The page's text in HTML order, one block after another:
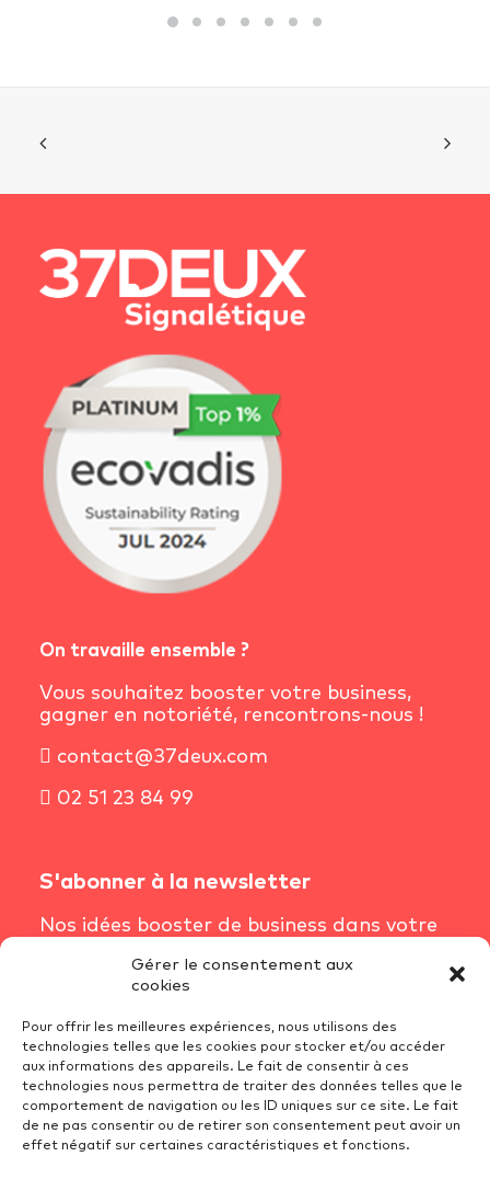
Gérer le consentement aux
cookies
Pour offrir les meilleures expériences, nous utilisons des
technologies telles que les cookies pour stocker et/ou accéder
aux informations des appareils. Le fait de consentir à ces
technologies nous permettra de traiter des données telles que le
comportement de navigation ou les ID uniques sur ce site. Le fait
de ne pas consentir ou de retirer son consentement peut avoir un
effet négatif sur certaines caractéristiques et fonctions.
On travaille ensemble ?
Vous souhaitez booster votre business,
gagner en notoriété, rencontrons-nous !
contact@37deux.com
02 51 23 84 99
S'abonner à la newsletter
Nos idées booster de business dans votre
Conditions Générales de Vente
Mentions Légales
Recrutement